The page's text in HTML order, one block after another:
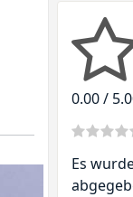
0.00 /
Es